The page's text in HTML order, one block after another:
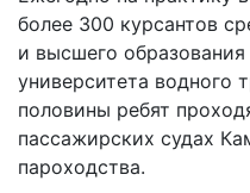
более 300 курсантов
и высшего
университета водного
половины ребят
пассажирских судах
пароходства.